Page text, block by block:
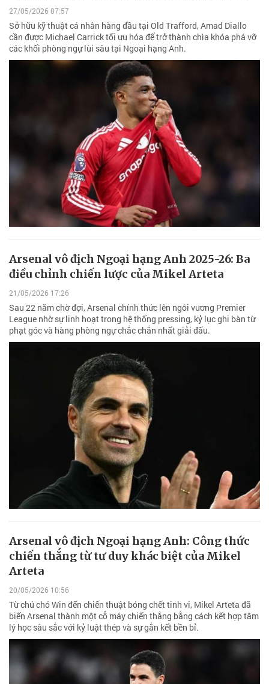
27/05/2026 07:57
Sở hữu kỹ thuật cá nhân hàng đầu tại Old Trafford, Amad Diallo
cần được Michael Carrick tối ưu hóa để trở thành chìa khóa phá vỡ
các khối phòng ngự lùi sâu tại Ngoại hạng Anh.
Arsenal vô địch Ngoại hạng Anh 2025-26: Ba
điều chỉnh chiến lược của Mikel Arteta
21/05/2026 17:26
Sau 22 năm chờ đợi, Arsenal chính thức lên ngôi vương Premier
League nhờ sự linh hoạt trong hệ thống pressing, kỷ lục ghi bàn từ
phạt góc và hàng phòng ngự chắc chắn nhất giải đấu.
Arsenal vô địch Ngoại hạng Anh: Công thức
chiến thắng từ tư duy khác biệt của Mikel
Arteta
20/05/2026 10:56
Từ chú chó Win đến chiến thuật bóng chết tinh vi, Mikel Arteta đã
biến Arsenal thành một cỗ máy chiến thắng bằng cách kết hợp tâm
lý học sâu sắc với kỷ luật thép và sự gắn kết bền bỉ.